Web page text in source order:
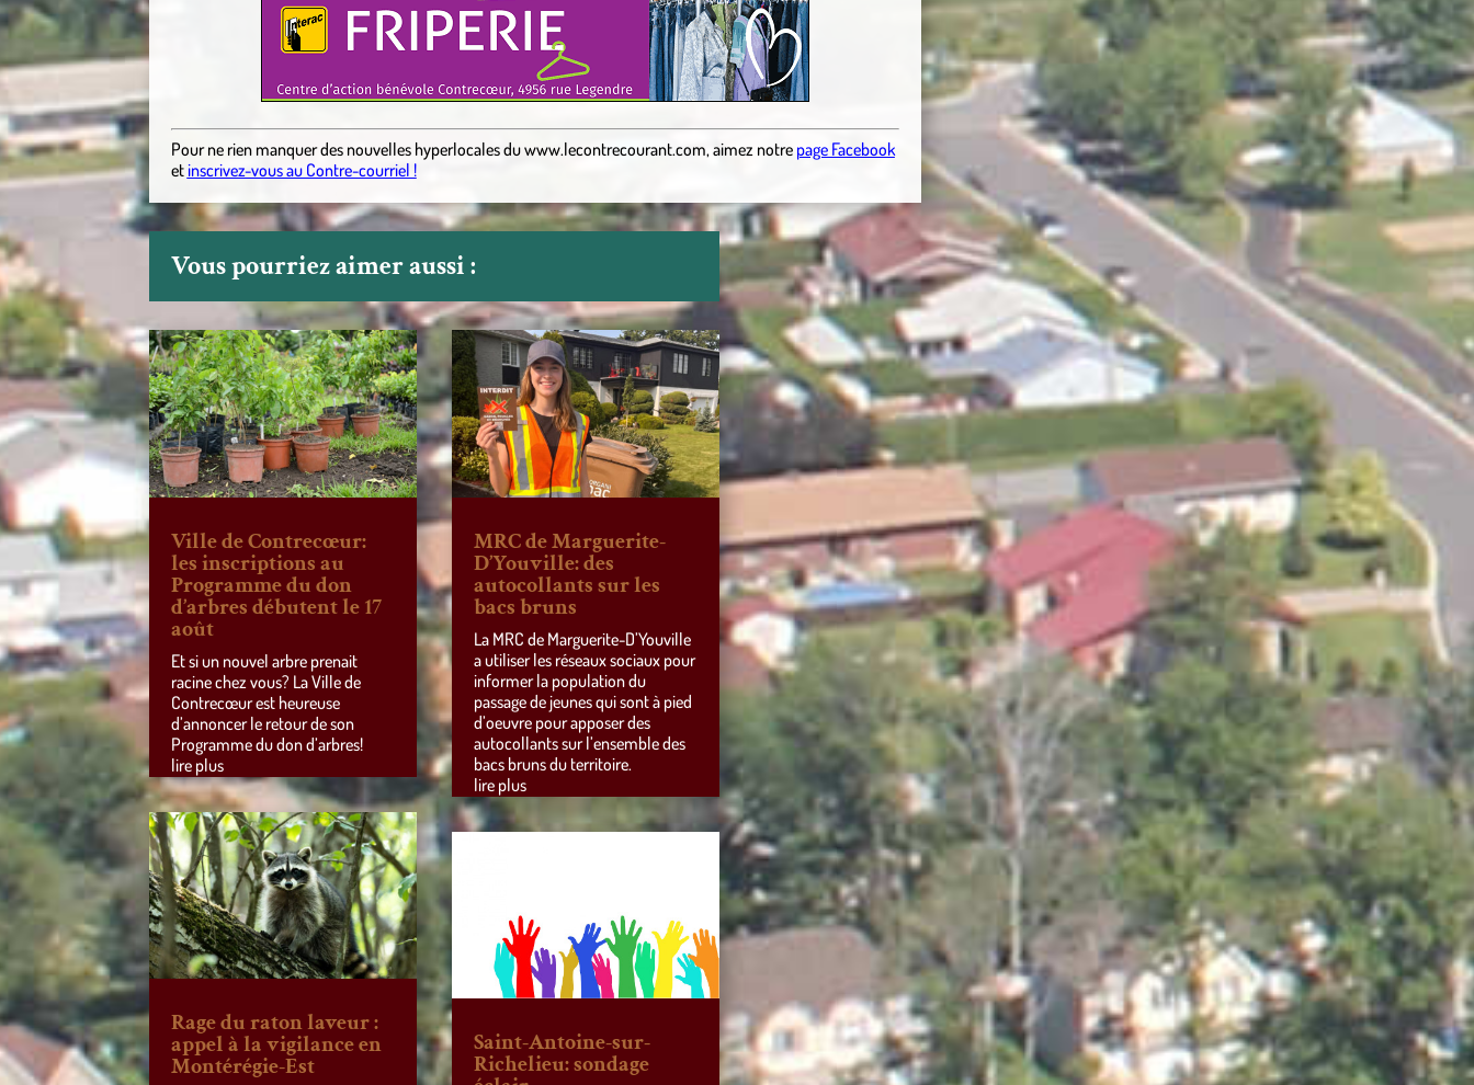
Pour ne rien manquer des nouvelles hyperlocalesduwww.lecontrecourant.com,aimez notre page Facebook
etinscrivez-vous au Contre-courriel !
Vous pourriez aimer aussi :
Ville de Contrecœur:
les inscriptions au
Programme du don
d’arbres débutent le 17
août
Et si un nouvel arbre prenait
racine chez vous? La Ville de
Contrecœur est heureuse
d’annoncer le retour de son
Programme du don d’arbres!
lire plus
Rage du raton laveur :
appel à la vigilance en
Montérégie-Est
MRC de Marguerite-
D’Youville: des
autocollants sur les
bacs bruns
La MRC de Marguerite-D’Youville
a utiliser les réseaux sociaux pour
informer la population du
passage de jeunes qui sont à pied
d’oeuvre pour apposer des
autocollants sur l’ensemble des
bacs bruns du territoire.
lire plus
Saint-Antoine-sur-
Richelieu: sondage